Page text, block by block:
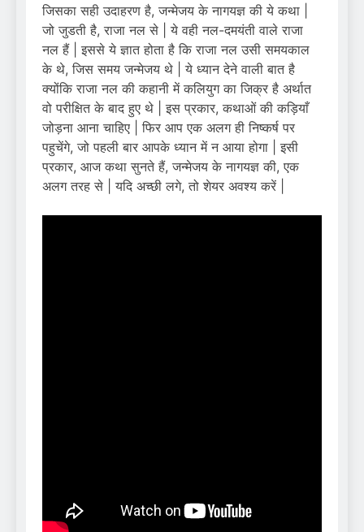
जिसका सही उदाहरण है, जन्मेजय के नागयज्ञ की ये कथा |
जो जुडती है, राजा नल से | ये वही नल-दमयंती वाले राजा
नल हैं | इससे ये ज्ञात होता है कि राजा नल उसी समयकाल
के थे, जिस समय जन्मेजय थे | ये ध्यान देने वाली बात है
क्योंकि राजा नल की कहानी में कलियुग का जिक्र है अर्थात
वो परीक्षित के बाद हुए थे | इस प्रकार, कथाओं की कड़ियाँ
जोड़ना आना चाहिए | फिर आप एक अलग ही निष्कर्ष पर
पहुचेंगे, जो पहली बार आपके ध्यान में न आया होगा | इसी
प्रकार, आज कथा सुनते हैं, जन्मेजय के नागयज्ञ की, एक
अलग तरह से | यदि अच्छी लगे, तो शेयर अवश्य करें |